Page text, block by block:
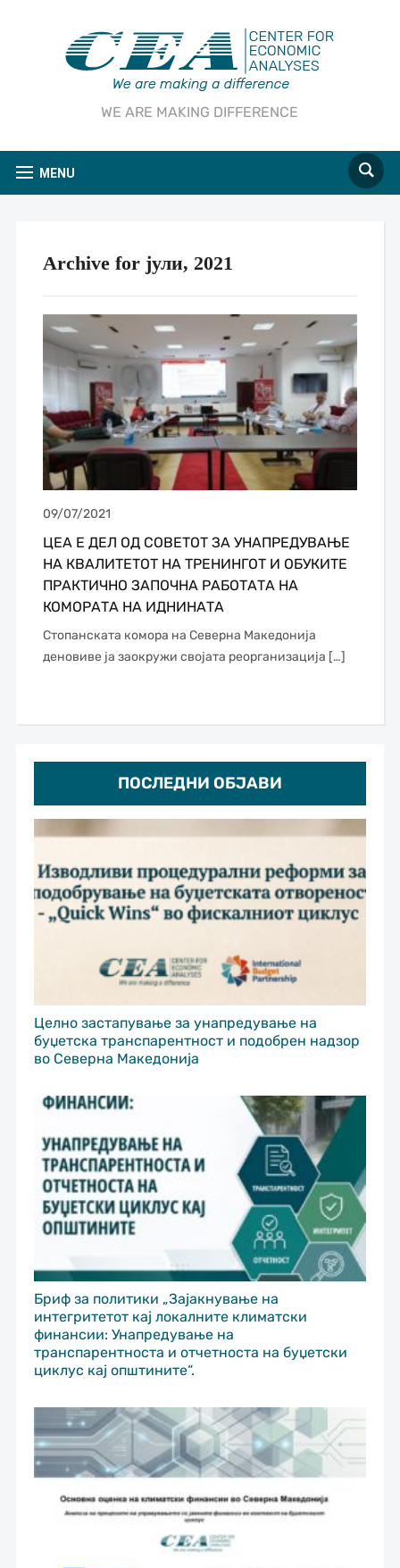
WE ARE MAKING DIFFERENCE
MENU
ПОСЛЕДНИ ОБЈАВИ
Целно застапување за унапредување на
буџетска транспарентност и подобрен надзор
во Северна Македонија
Бриф за политики „Зајакнување на
интегритетот кај локалните климатски
финансии: Унапредување на
транспарентноста и отчетноста на буџетски
циклус кај општините“.
Archive for јули, 2021
09/07/2021
ЦЕА Е ДЕЛ ОД СОВЕТОТ ЗА УНАПРЕДУВАЊЕ
НА КВАЛИТЕТОТ НА ТРЕНИНГОТ И ОБУКИТЕ
ПРАКТИЧНО ЗАПОЧНА РАБОТАТА НА
КОМОРАТА НА ИДНИНАТА
Стопанската комора на Северна Македонија
деновиве ја заокружи својата реорганизација […]